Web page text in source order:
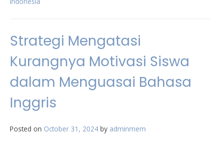
Strategi Mengatasi
Kurangnya Motivasi Siswa
dalam Menguasai Bahasa
Inggris
Posted on October 31, 2024 by adminmem